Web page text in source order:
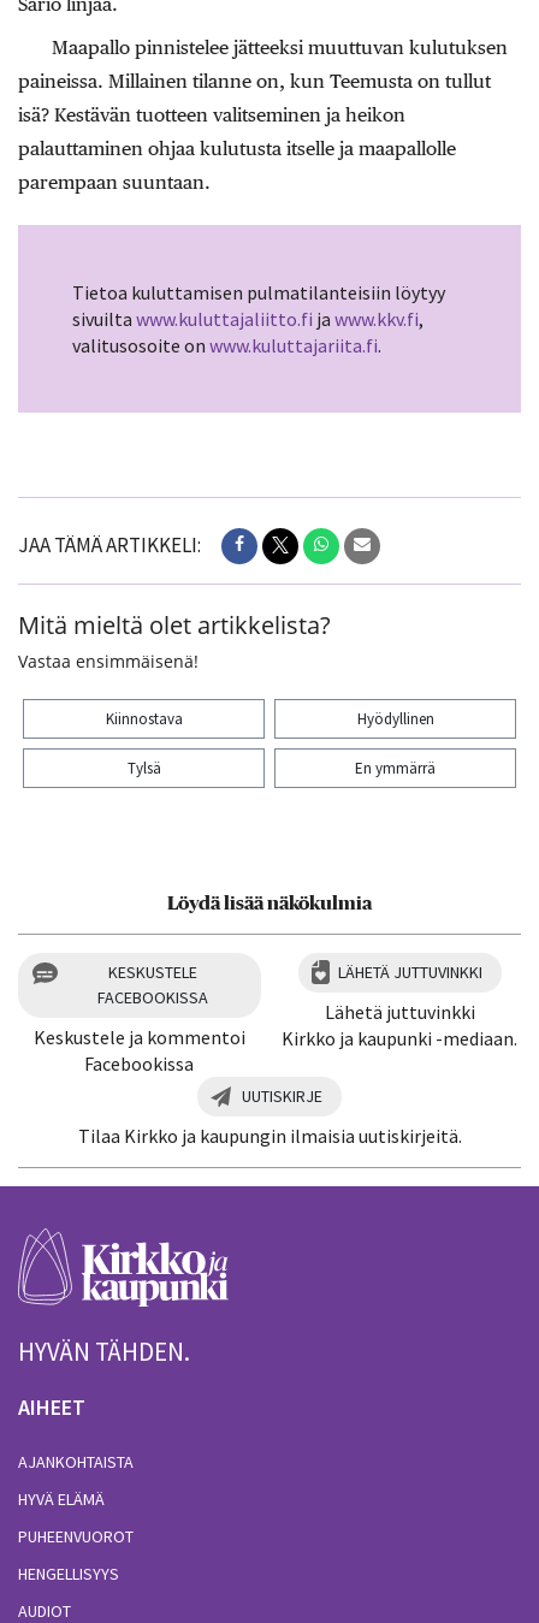
Maapallo pinnistelee jätteeksi muuttuvan kulutuksen
paineissa. Millainen tilanne on, kun Teemusta on tullut
isä? Kestävän tuotteen valitseminen ja heikon
palauttaminen ohjaa kulutusta itselle ja maapallolle
parempaan suuntaan.
Tietoa kuluttamisen pulmatilanteisiin löytyy
sivuilta www.kuluttajaliitto.fi ja www.kkv.fi,
valitusosoite on www.kuluttajariita.fi.
JAA TÄMÄ ARTIKKELI:
Mitä mieltä olet artikkelista?
Vastaa ensimmäisenä!
Kiinnostava Hyödyllinen
Tylsä En ymmärrä
Löydä lisää näkökulmia
KESKUSTELE
FACEBOOKISSA
Keskustele ja kommentoi
Facebookissa
LÄHETÄ JUTTUVINKKI
Lähetä juttuvinkki
Kirkko ja kaupunki -mediaan.
UUTISKIRJE
Tilaa Kirkko ja kaupungin ilmaisia uutiskirjeitä.
HYVÄN TÄHDEN.
AIHEET
AJANKOHTAISTA
HYVÄ ELÄMÄ
PUHEENVUOROT
HENGELLISYYS
AUDIOT